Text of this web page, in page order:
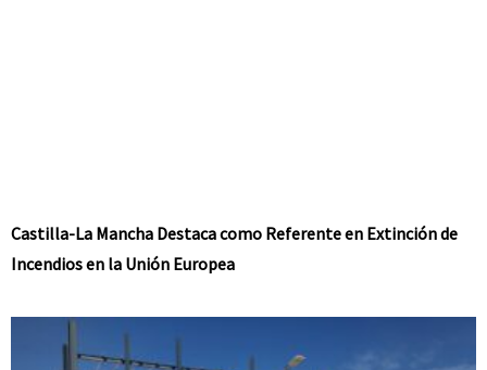
Castilla-La Mancha Destaca como Referente en Extinción de
Incendios en la Unión Europea